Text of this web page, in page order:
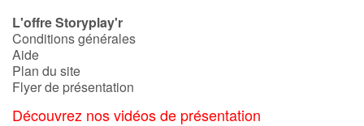
Autour du monde
Apprentissage
Art, espace, activité
L'offre Storyplay'r
Conditions générales
Aide
Plan du site
Flyer de présentation
Découvrez nos vidéos de présentation